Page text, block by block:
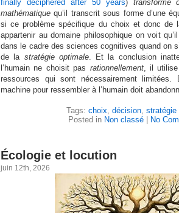
finally deciphered after 50 years) transforme
mathématique qu’il transcrit sous forme d’une
si ce problème spécifique du choix et donc de
appartenir au domaine philosophique on voit
dans le cadre des sciences cognitives quand on
de la stratégie optimale. Et la conclusion
l’humain ne choisit pas rationnellement, il utilise
ressources qui sont nécessairement
machine pour ressembler à l’humain doit
Tags: choix, décision, stratégie
Posted in Non classé| No
Écologie et locution
juin 12th, 2026